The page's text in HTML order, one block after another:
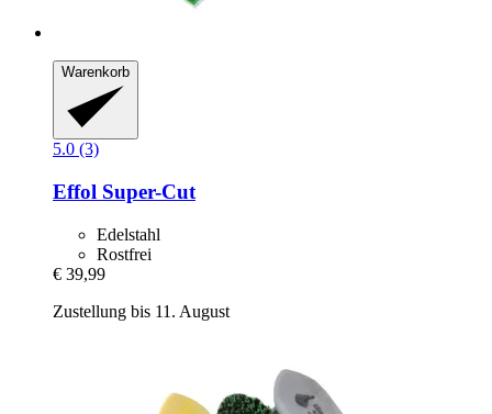
Warenkorb
5.0 (3)
Effol Super-​Cut
Edelstahl
Rostfrei
€ 39,99
Zustellung bis 11. August